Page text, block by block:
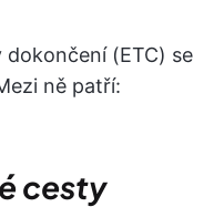
(ETC) se
ně patří:
cesty